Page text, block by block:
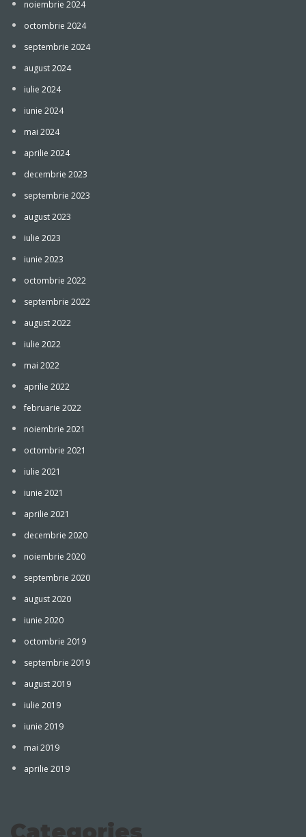
noiembrie 2024
octombrie 2024
septembrie 2024
august 2024
iulie 2024
iunie 2024
mai 2024
aprilie 2024
decembrie 2023
septembrie 2023
august 2023
iulie 2023
iunie 2023
octombrie 2022
septembrie 2022
august 2022
iulie 2022
mai 2022
aprilie 2022
februarie 2022
noiembrie 2021
octombrie 2021
iulie 2021
iunie 2021
aprilie 2021
decembrie 2020
noiembrie 2020
septembrie 2020
august 2020
iunie 2020
octombrie 2019
septembrie 2019
august 2019
iulie 2019
iunie 2019
mai 2019
aprilie 2019